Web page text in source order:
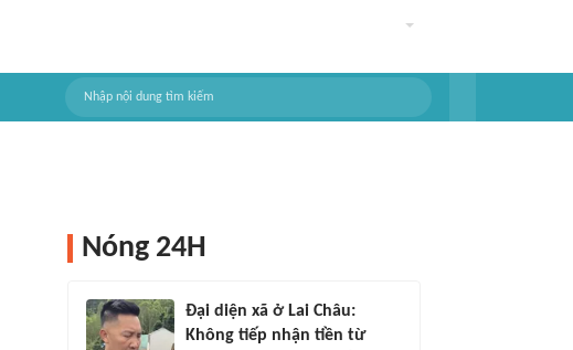
Nóng 24H
Đại diện xã ở Lai Châu:
Không tiếp nhận tiền từ